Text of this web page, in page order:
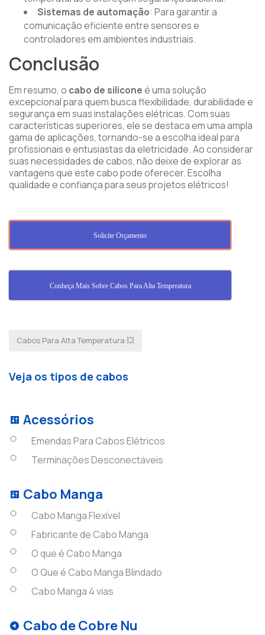
Sistemas de automação: Para garantir a
comunicação eficiente entre sensores e
controladores em ambientes industriais.
Conclusão
Em resumo, o cabo de siliconeé uma solução
excepcional para quem busca flexibilidade, durabilidade e
segurança em suas instalações elétricas. Com suas
características superiores, ele se destaca em uma ampla
gama de aplicações, tornando-se a escolha ideal para
profissionais e entusiastas da eletricidade. Ao considerar
suas necessidades de cabos, não deixe de explorar as
vantagens que este cabo pode oferecer. Escolha
qualidade e confiança para seus projetos elétricos!
Solicite Orçamento
Conheça Mais Sobre Cabos Para Alta Temperatura
Cabos Para Alta Temperatura 💥
Veja os tipos de cabos
Acessórios
Emendas Para Cabos Elétricos
Terminações Desconectáveis
Cabo Manga
Cabo Manga Flexível
Fabricante de Cabo Manga
O que é Cabo Manga
O Que é Cabo Manga Blindado
Cabo Manga 4 vias
Cabo de Cobre Nu